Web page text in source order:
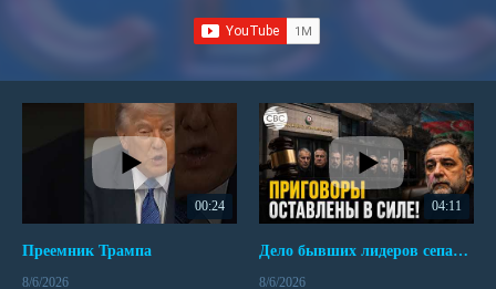
00:24
Преемник Трампа
8/6/2026
04:11
Дело бывших лидеров сепаратистского режима в Карабахе
8/6/2026